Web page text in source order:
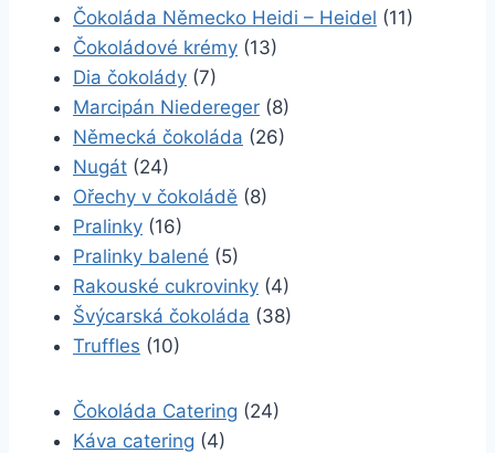
Čokoláda Německo Heidi – Heidel (11)
Čokoládové krémy (13)
Dia čokolády (7)
Marcipán Niedereger (8)
Německá čokoláda (26)
Nugát (24)
Ořechy v čokoládě (8)
Pralinky (16)
Pralinky balené (5)
Rakouské cukrovinky (4)
Švýcarská čokoláda (38)
Truffles (10)
Čokoláda Catering (24)
Káva catering (4)